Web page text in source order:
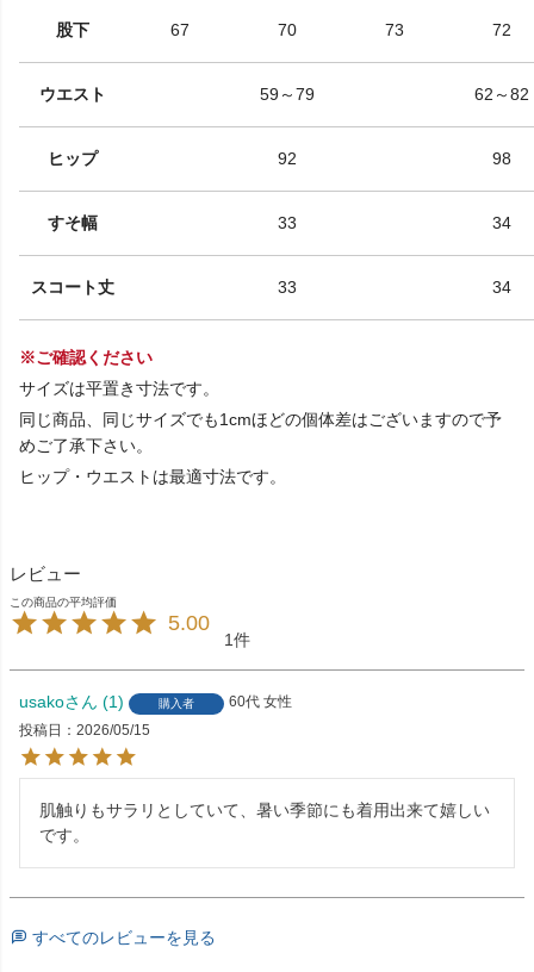
股下 67 70 73 72
ウエスト 59～79 62～82
ヒップ 92 98
すそ幅 33 34
スコート丈 33 34
※ご確認ください
サイズは平置き寸法です。
同じ商品、同じサイズでも1cmほどの個体差はございますので予
めご了承下さい。
ヒップ・ウエストは最適寸法です。
レビュー
5.00
1
usako 1 購入者 60代 女性
投稿日
2026/05/15
肌触りもサラリとしていて、暑い季節にも着用出来て嬉しい
です。
すべてのレビューを見る